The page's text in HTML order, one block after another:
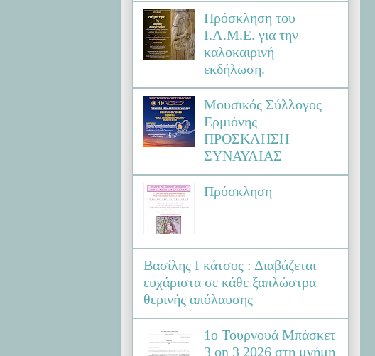
Πρόσκληση του
Ι.Λ.Μ.Ε. για την
καλοκαιρινή
εκδήλωση.
Μουσικός Σύλλογος
Ερμιόνης
ΠΡΟΣΚΛΗΣΗ
ΣΥΝΑΥΛΙΑΣ
Πρόσκληση
Βασίλης Γκάτσος : Διαβάζεται
ευχάριστα σε κάθε ξαπλώστρα
θερινής απόλαυσης
1ο Τουρνουά Μπάσκετ
3 on 3 2026 στη μνήμη